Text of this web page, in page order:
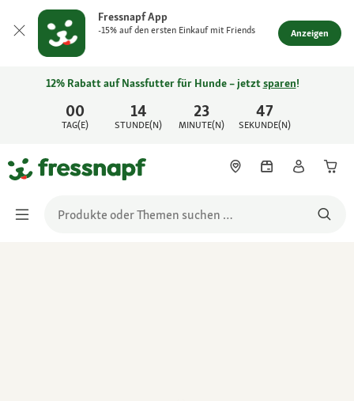
Fressnapf App
-15% auf den ersten Einkauf mit Friends Anzeigen
00
TAG(E)
14
STUNDE(N)
23
MINUTE(N)
47
SEKUNDE(N)
12% Rabatt auf Nassfutter für Hunde – jetztsparen!